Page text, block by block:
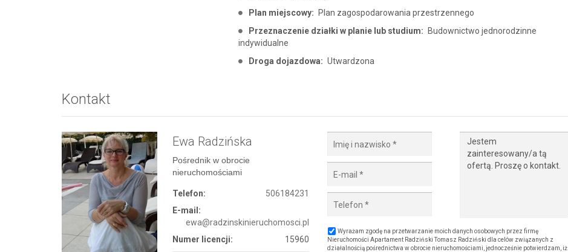
Plan miejscowy:
Plan zagospodarowania przestrzennego
Przeznaczenie działki w planie lub studium:
Budownictwo jednorodzinne
indywidualne
Droga dojazdowa: Utwardzona
Kontakt
Ewa Radzińska
Pośrednik w obrocie
nieruchomościami
Telefon:
506184231
E-mail:
ewa@radzinskinieruchomosci.pl
Numer licencji:
15960
Wyrażam zgodę na przetwarzanie moich danych osobowych przez firmę
Nieruchomości Apartament Radziński Tomasz Radziński dla celów związanych z
działalnością pośrednictwa w obrocie nieruchomościami, jednocześnie potwierdzam, iż